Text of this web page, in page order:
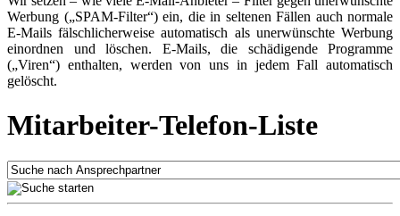
Werbung („SPAM-Filter“) ein, die in seltenen Fällen auch normale
E-Mails fälschlicherweise automatisch als unerwünschte Werbung
einordnen und löschen. E-Mails, die schädigende Programme
(„Viren“) enthalten, werden von uns in jedem Fall automatisch
gelöscht.
Mitarbeiter-Telefon-Liste